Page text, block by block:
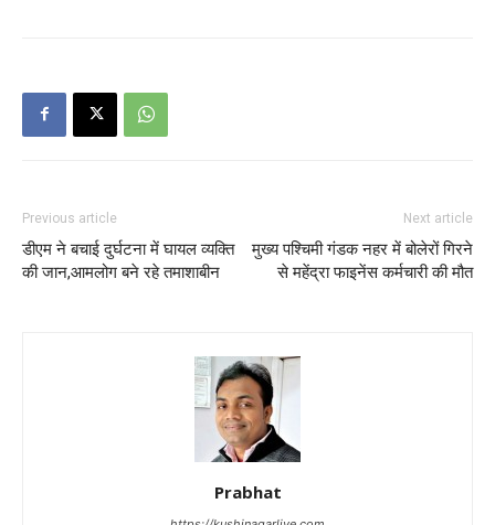
Previous article
डीएम ने बचाई दुर्घटना में घायल व्यक्ति
की जान,आमलोग बने रहे तमाशाबीन
Next article
मुख्य पश्चिमी गंडक नहर में बोलेरों गिरने
से महेंद्रा फाइनेंस कर्मचारी की मौत
Prabhat